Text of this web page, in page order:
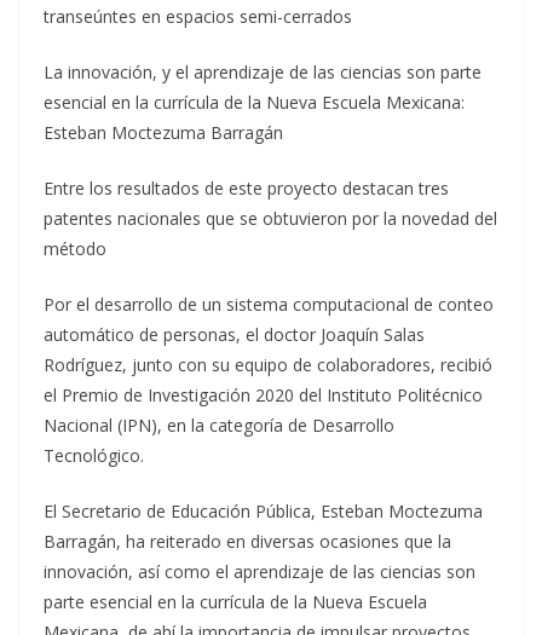
transeúntes en espacios semi-cerrados
La innovación, y el aprendizaje de las ciencias son parte
esencial en la currícula de la Nueva Escuela Mexicana:
Esteban Moctezuma Barragán
Entre los resultados de este proyecto destacan tres
patentes nacionales que se obtuvieron por la novedad del
método
Por el desarrollo de un sistema computacional de conteo
automático de personas, el doctor Joaquín Salas
Rodríguez, junto con su equipo de colaboradores, recibió
el Premio de Investigación 2020 del Instituto Politécnico
Nacional (IPN), en la categoría de Desarrollo
Tecnológico.
El Secretario de Educación Pública, Esteban Moctezuma
Barragán, ha reiterado en diversas ocasiones que la
innovación, así como el aprendizaje de las ciencias son
parte esencial en la currícula de la Nueva Escuela